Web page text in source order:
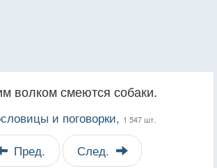
волком смеются собаки.
и поговорки, 1 547 шт.
Пред. След.